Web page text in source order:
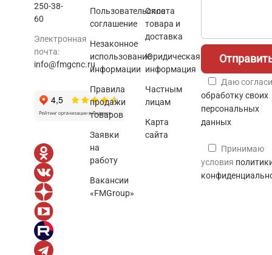
250-38-
60
Электронная
почта:
info@fmgcnc.ru
Пользовательское
соглашение
Незаконное
использование
информации
Правила
продажи
товаров
Заявки
на
работу
Вакансии
«FMGroup»
Оплата
товара и
доставка
Юридическая
информация
Частным
лицам
Карта
сайта
Даю
обработку своих
персональных
данных
Принимаю
условия